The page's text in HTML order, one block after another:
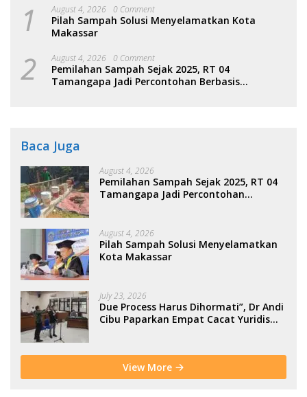
1 August 4, 2026 0 Comment
Pilah Sampah Solusi Menyelamatkan Kota
Makassar
2 August 4, 2026 0 Comment
Pemilahan Sampah Sejak 2025, RT 04
Tamangapa Jadi Percontohan Berbasis
Baca Juga
August 4, 2026
Pemilahan Sampah Sejak 2025, RT 04
Tamangapa Jadi Percontohan
August 4, 2026
Pilah Sampah Solusi Menyelamatkan
Kota Makassar
July 23, 2026
Due Process Harus Dihormati”, Dr Andi
Cibu Paparkan Empat Cacat Yuridis
View More